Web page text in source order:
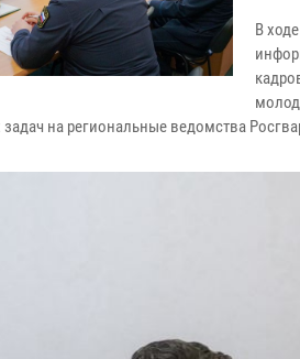
В
на региональные ведомства